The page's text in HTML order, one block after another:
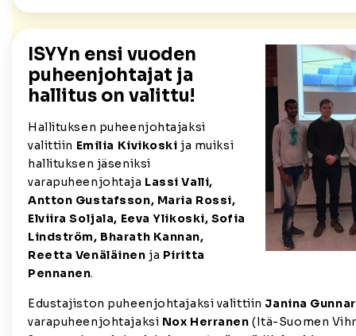
ISYYn ensi vuoden
puheenjohtajat ja
hallitus on valittu!
Hallituksen puheenjohtajaksi
valittiin Emilia Kivikoski ja muiksi
hallituksen jäseniksi
varapuheenjohtaja Lassi Valli,
Antton Gustafsson, Maria Rossi,
Elviira Soljala, Eeva Ylikoski, Sofia
Lindström, Bharath Kannan,
Reetta Venäläinen ja Piritta
Pennanen.
Edustajiston puheenjohtajaksi valittiin Janina Gunnar
varapuheenjohtajaksi Nox Herranen (Itä-Suomen